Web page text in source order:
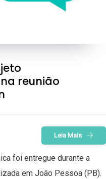
reunião
Leia Mais
foi entregue durante a
em João Pessoa (PB).